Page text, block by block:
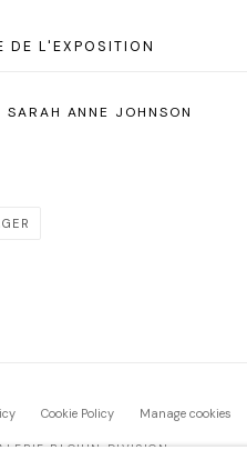
DE L'EXPOSITION
SARAH ANNE JOHNSON
Cookie Policy Manage cookies
BLOUIN DIVISION